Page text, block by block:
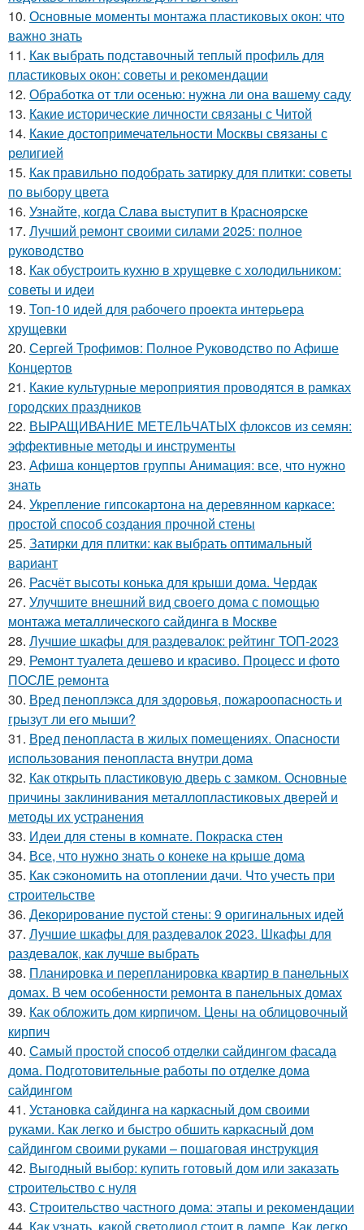
10. Основные моменты монтажа пластиковых окон: что
важно знать
11. Как выбрать подставочный теплый профиль для
пластиковых окон: советы и рекомендации
12. Обработка от тли осенью: нужна ли она вашему саду
13. Какие исторические личности связаны с Читой
14. Какие достопримечательности Москвы связаны с
религией
15. Как правильно подобрать затирку для плитки: советы
по выбору цвета
16. Узнайте, когда Слава выступит в Красноярске
17. Лучший ремонт своими силами 2025: полное
руководство
18. Как обустроить кухню в хрущевке с холодильником:
советы и идеи
19. Топ-10 идей для рабочего проекта интерьера
хрущевки
20. Сергей Трофимов: Полное Руководство по Афише
Концертов
21. Какие культурные мероприятия проводятся в рамках
городских праздников
22. ВЫРАЩИВАНИЕ МЕТЕЛЬЧАТЫХ флоксов из семян:
эффективные методы и инструменты
23. Афиша концертов группы Анимация: все, что нужно
знать
24. Укрепление гипсокартона на деревянном каркасе:
простой способ создания прочной стены
25. Затирки для плитки: как выбрать оптимальный
вариант
26. Расчёт высоты конька для крыши дома. Чердак
27. Улучшите внешний вид своего дома с помощью
монтажа металлического сайдинга в Москве
28. Лучшие шкафы для раздевалок: рейтинг ТОП-2023
29. Ремонт туалета дешево и красиво. Процесс и фото
ПОСЛЕ ремонта
30. Вред пеноплэкса для здоровья, пожароопасность и
грызут ли его мыши?
31. Вред пенопласта в жилых помещениях. Опасности
использования пенопласта внутри дома
32. Как открыть пластиковую дверь с замком. Основные
причины заклинивания металлопластиковых дверей и
методы их устранения
33. Идеи для стены в комнате. Покраска стен
34. Все, что нужно знать о конеке на крыше дома
35. Как сэкономить на отоплении дачи. Что учесть при
строительстве
36. Декорирование пустой стены: 9 оригинальных идей
37. Лучшие шкафы для раздевалок 2023. Шкафы для
раздевалок, как лучше выбрать
38. Планировка и перепланировка квартир в панельных
домах. В чем особенности ремонта в панельных домах
39. Как обложить дом кирпичом. Цены на облицовочный
кирпич
40. Самый простой способ отделки сайдингом фасада
дома. Подготовительные работы по отделке дома
сайдингом
41. Установка сайдинга на каркасный дом своими
руками. Как легко и быстро обшить каркасный дом
сайдингом своими руками – пошаговая инструкция
42. Выгодный выбор: купить готовый дом или заказать
строительство с нуля
43. Строительство частного дома: этапы и рекомендации